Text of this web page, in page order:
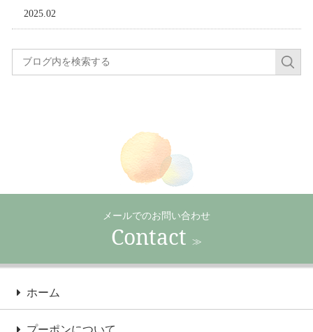
2025.02
メールでのお問い合わせ
Contact ≫
ホーム
プーポンについて